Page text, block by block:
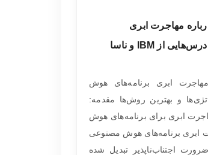
مهاجرت ابری
ابری برنامه‌های هوش
و بهترین روش‌ها مقدمه:
ابری برای برنامه‌های هوش
ابری برنامه‌های هوش مصنوعی
اجتناب‌ناپذیر تبدیل شده